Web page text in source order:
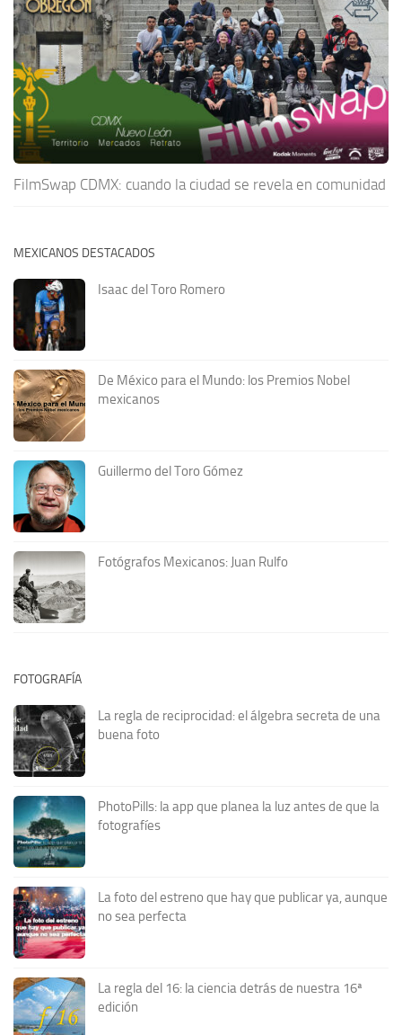
FilmSwap CDMX: cuando la ciudad se revela en comunidad
MEXICANOS DESTACADOS
Isaac del Toro Romero
De México para el Mundo: los Premios Nobel
mexicanos
Guillermo del Toro Gómez
Fotógrafos Mexicanos: Juan Rulfo
FOTOGRAFÍA
La regla de reciprocidad: el álgebra secreta de una
buena foto
PhotoPills: la app que planea la luz antes de que la
fotografíes
La foto del estreno que hay que publicar ya, aunque
no sea perfecta
La regla del 16: la ciencia detrás de nuestra 16ª
edición